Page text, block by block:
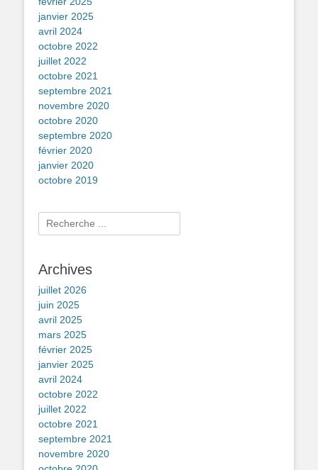
janvier 2025
avril 2024
octobre 2022
juillet 2022
octobre 2021
septembre 2021
novembre 2020
octobre 2020
septembre 2020
février 2020
janvier 2020
octobre 2019
Rechercher :
Archives
juillet 2026
juin 2025
avril 2025
mars 2025
février 2025
janvier 2025
avril 2024
octobre 2022
juillet 2022
octobre 2021
septembre 2021
novembre 2020